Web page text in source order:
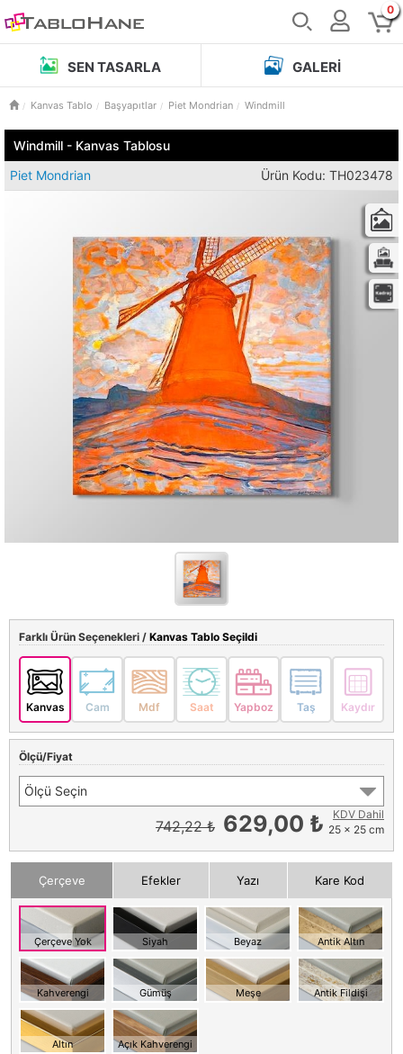
0
SEN TASARLA GALERI
Kanvas Tablo Başyapıtlar Piet Mondrian Windmill
Windmill - Kanvas Tablosu
Piet Mondrian
Ürün Kodu: TH023478
Farklı Ürün Seçenekleri / Kanvas Tablo Seçildi
Kanvas Cam Mdf Saat Yapboz Taş Kaydır
Ölçü/Fiyat
Ölçü Seçin
742,22 ₺ 629,00 ₺
KDV Dahil
25 x 25 cm
Çerçeve Efekler Yazı Kare Kod
Çerçeve Yok Siyah Beyaz Antik Altın
Kahverengi Gümüş Meşe Antik Fildişi
Altın Açık Kahverengi